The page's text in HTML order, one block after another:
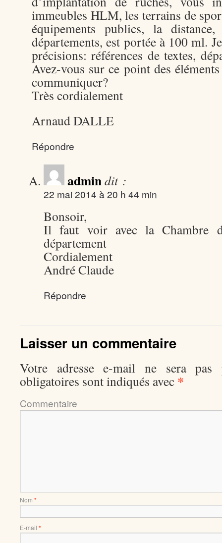
immeubles HLM, les terrains de
équipements publics, la
départements, est portée à 100 ml.
précisions: références de textes,
Avez-vous sur ce point des
communiquer?
Très cordialement
Arnaud DALLE
Répondre
admindit :
22 mai 2014 à 20 h 44 min
Bonsoir,
Il faut voir avec la Chambre
département
Cordialement
André Claude
Répondre
Laisser un commentaire
Votre adresse e-mail ne sera pas
obligatoires sont indiqués avec *
Nom *
E-mail *